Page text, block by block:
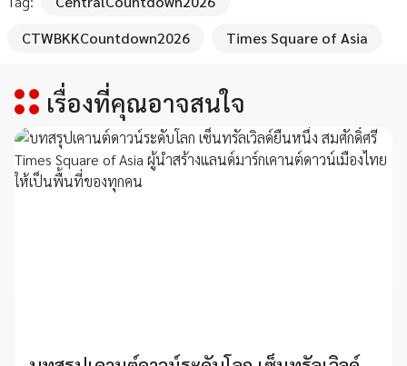
CTWBKKCountdown2026
Times Square of Asia
เรื่องที่คุณอาจสนใจ